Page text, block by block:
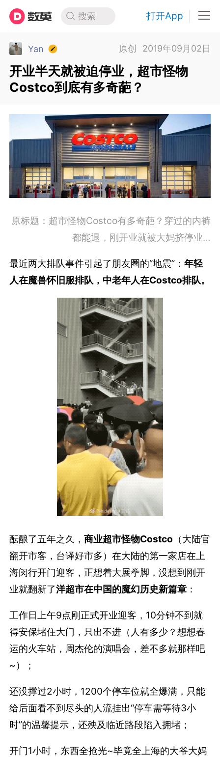
搜索 打开App
Yan 原创 2019年09月02日
开业半天就被迫停业，超市怪物
Costco到底有多奇葩？
原标题：超市怪物Costco有多奇葩？穿过的内裤
都能退，刚开业就被大妈挤停业…
最近两大排队事件引起了朋友圈的“地震”：年轻
人在魔兽怀旧服排队，中老年人在Costco排队。
酝酿了五年之久，商业超市怪物Costco （大陆官
翻开市客，台译好市多）在大陆的第一家店在上
海闵行开门迎客，正想着大展拳脚，没想到刚开
业就翻新了洋超市在中国的魔幻历史新篇章 ：
工作日上午9点刚正式开业迎客，10分钟不到就
得安保堵住大门，只出不进（人有多少？想想春
运的火车站，周杰伦的演唱会，差不多就那样吧
~）；
还没撑过2小时，1200个停车位就全爆满，只能
给后面看不到尽头的人流挂出“停车需等待3小
时”的温馨提示，还殃及临近路段陷入拥堵；
开门1小时，东西全抢光~毕竟全上海的大爷大妈